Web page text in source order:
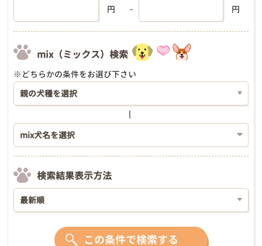
円 円
mix（ミックス）検索
※どちらかの条件をお選び下さい
検索結果表示方法
この条件で検索する